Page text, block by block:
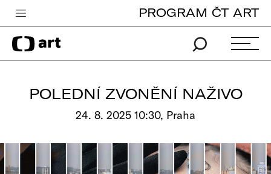
Česká televize
Zpravodajství
Pro děti
PROGRAM ČT ART
POLEDNÍ ZVONĚNÍ NAŽIVO
24. 8. 2025 10:30, Praha